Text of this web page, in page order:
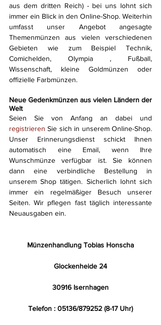
aus dem dritten Reich) - bei uns lohnt sich
immer ein Blick in den Online-Shop. Weiterhin
umfasst unser Angebot angesagte
Themenmünzen aus vielen verschiedenen
Gebieten wie zum Beispiel Technik,
Comichelden, Olympia , Fußball,
Wissenschaft, kleine Goldmünzen oder
offizielle Farbmünzen.
Neue Gedenkmünzen aus vielen Ländern der
Welt
registrieren Sie sich in unserem Online-Shop.
Unser Erinnerungsdienst schickt Ihnen
automatisch eine Email, wenn Ihre
Wunschmünze verfügbar ist. Sie können
dann eine verbindliche Bestellung in
unserem Shop tätigen. Sicherlich lohnt sich
immer ein regelmäßiger Besuch unserer
Seiten. Wir pflegen fast täglich interessante
Neuausgaben ein.
Münzenhandlung Tobias Honscha
Glockenheide 24
30916 Isernhagen
Telefon : 05136/879252 (8-17 Uhr)